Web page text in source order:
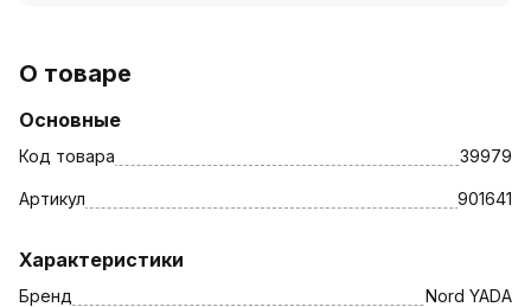
О товаре
Основные
Код товара 39979
Артикул 901641
Характеристики
Бренд Nord YADA